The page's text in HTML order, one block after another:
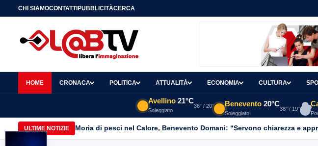
CHI SIAMOCONTATTIPUBBLICITÀCERCA
HOME CRONACA POLITICA ATTUALITÀ ECONOMIA CULTURA
Avellino 21°C
Soleggiato
36° / 20° Benevento 20°C
Soleggiato
38° / 19°
ULTIME NOTIZIE Moria di pesci nel Calore, Benevento Domani: “Servono chiarezza e